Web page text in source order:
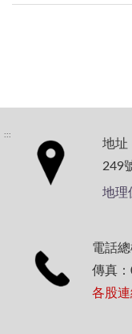
:::
地址
249
地理
電話
傳真
各股